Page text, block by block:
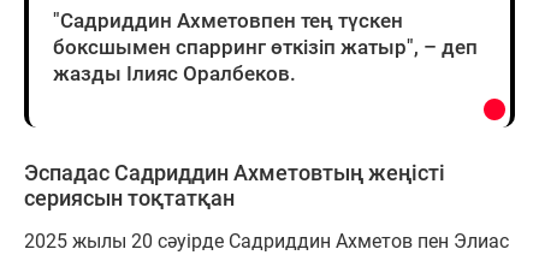
"Садриддин Ахметовпен тең түскен
боксшымен спарринг өткізіп жатыр", – деп
жазды Ілияс Оралбеков.
Эспадас Садриддин Ахметовтың жеңісті
сериясын тоқтатқан
2025 жылы 20 сәуірде Садриддин Ахметов пен Элиас